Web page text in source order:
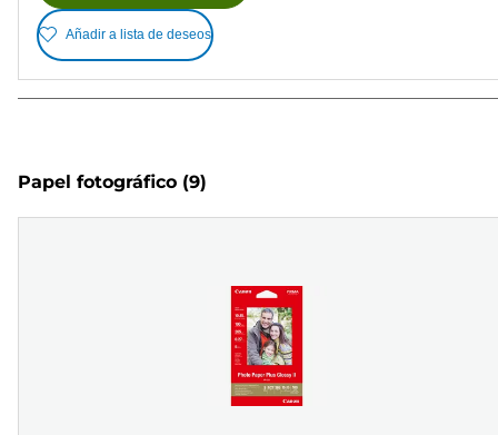
Añadir a lista de deseos
Papel fotográfico (9)